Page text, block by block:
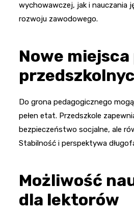
wychowawczej, jak i nauczania
rozwoju zawodowego.
Nowe
Do grona pedagogicznego
pełen etat. Przedszkole
bezpieczeństwo socjalne, ale
Stabilność i perspektywa
Możliwość
dla lektorów